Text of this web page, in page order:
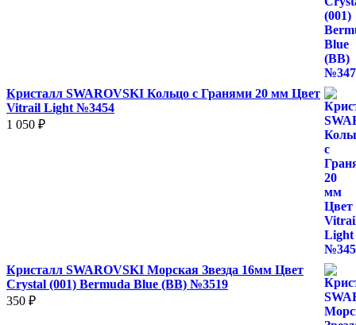
Кристалл SWAROVSKI Кольцо с Гранями 20 мм Цвет
Vitrail Light №3454
1 050 ₽
Кристалл SWAROVSKI Морская Звезда 16мм Цвет
Crystal (001) Bermuda Blue (BB) №3519
350 ₽